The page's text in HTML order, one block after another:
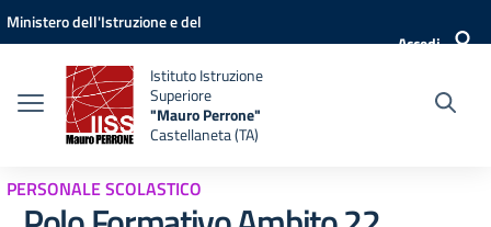
Vai ai contenuti
Vai al menu di navigazione
Vai al footer
Ministero dell'Istruzione e del
Accedi
Istituto Istruzione
Superiore
"Mauro Perrone"
Castellaneta (TA)
PERSONALE SCOLASTICO